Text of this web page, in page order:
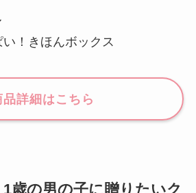
！きほんボックス
品詳細はこちら
歳の男の子に贈りたいク